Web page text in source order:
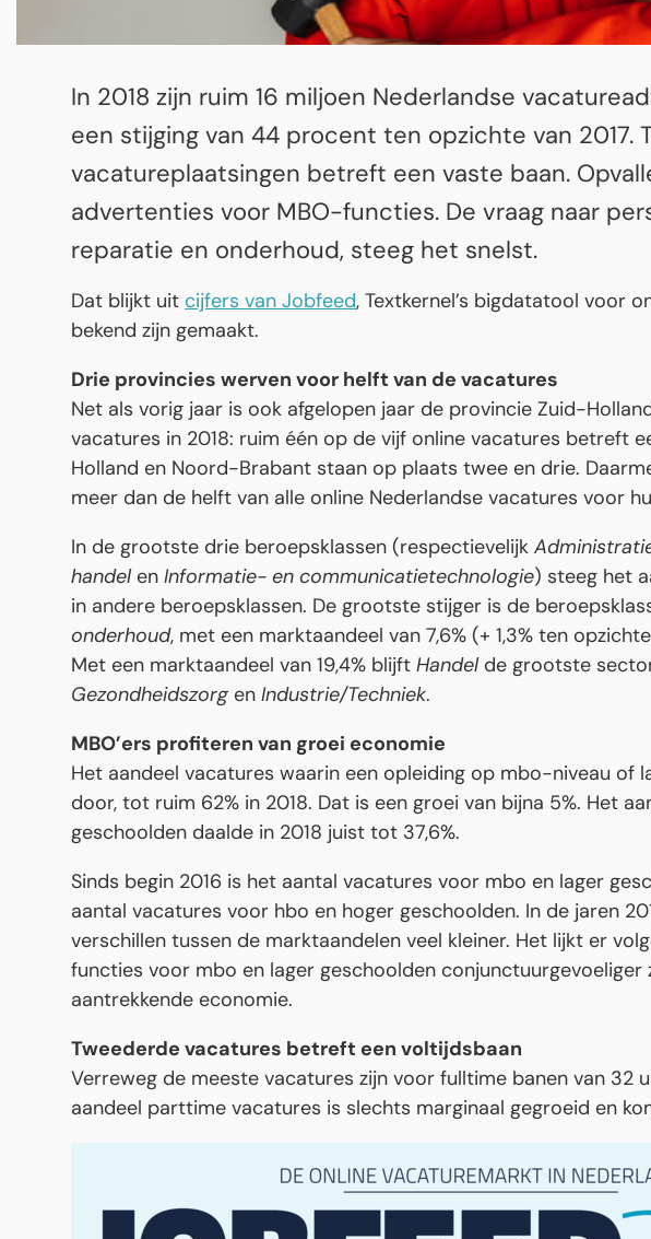
In 2018 zijn ruim 16 miljoen Nederlandse
een stijging van 44 procent ten opzichte van 2017.
vacatureplaatsingen betreft een vaste baan.
advertenties voor MBO-functies. De vraag naar
reparatie en onderhoud, steeg het snelst.
Dat blijkt uit cijfers van Jobfeed, Textkernel’s bigdatatool voor
bekend zijn gemaakt.
Drie provincies werven voor helft van de vacatures
Net als vorig jaar is ook afgelopen jaar de provincie Zuid-
vacatures in 2018: ruim één op de vijf online vacatures betreft
Holland en Noord-Brabant staan op plaats twee en drie.
meer dan de helft van alle online Nederlandse vacatures voor
In de grootste drie beroepsklassen (respectievelijk
handelen Informatie- en communicatietechnologie) steeg het
in andere beroepsklassen. De grootste stijger is de
onderhoud, met een marktaandeel van 7,6% (+ 1,3% ten
Met een marktaandeel van 19,4% blijft Handelde grootste
Gezondheidszorg en Industrie/Techniek.
MBO’ers profiteren van groei economie
Het aandeel vacatures waarin een opleiding op mbo-niveau of
door, tot ruim 62% in 2018. Dat is een groei van bijna 5%. Het
geschoolden daalde in 2018 juist tot 37,6%.
Sinds begin 2016 is het aantal vacatures voor mbo en lager
aantal vacatures voor hbo en hoger geschoolden. In de jaren
verschillen tussen de marktaandelen veel kleiner. Het lijkt er
functies voor mbo en lager geschoolden
aantrekkende economie.
Tweederde vacatures betreft een voltijdsbaan
Verreweg de meeste vacatures zijn voor fulltime banen van 32
aandeel parttime vacatures is slechts marginaal gegroeid en